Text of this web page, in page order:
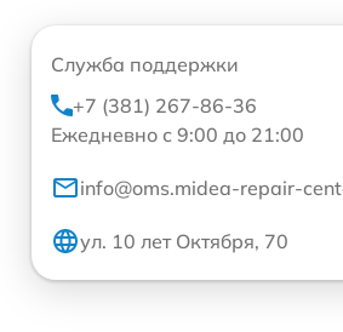
Служба поддержки
+7 (381) 267-86-36
Ежедневно с 9:00 до 21:00
info@oms.midea-repair-
ул. 10 лет Октября, 70